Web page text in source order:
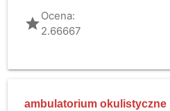
gradeOcena:
2.66667
ambulatorium okulistyczne